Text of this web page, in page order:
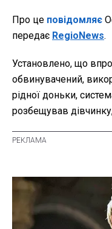
Про це повідомляє
передає RegioNews.
Установлено, що
обвинувачений,
рідної доньки,
розбещував